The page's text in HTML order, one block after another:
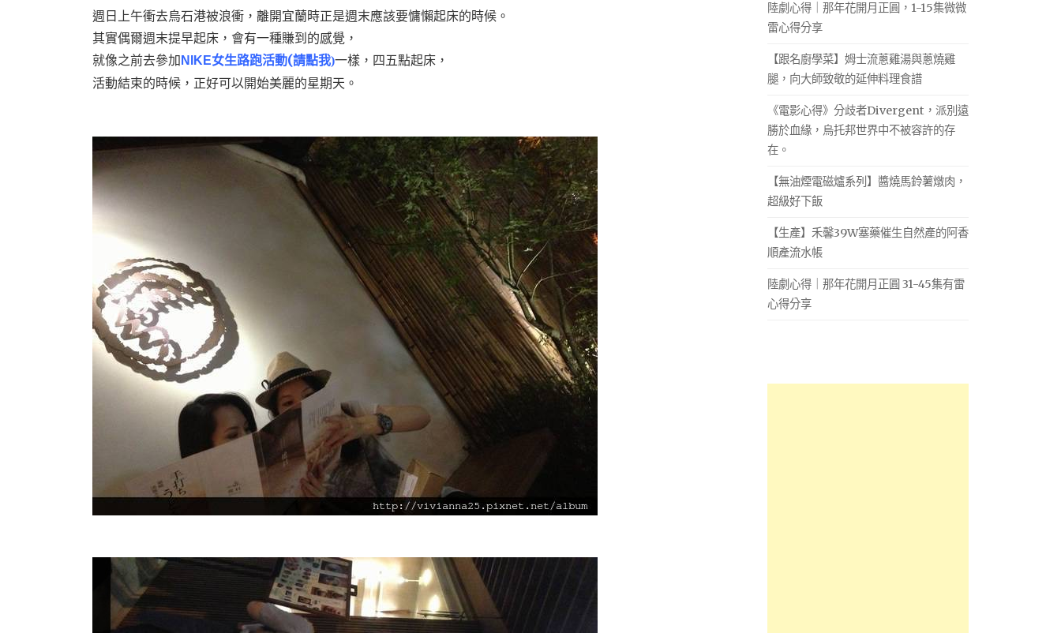
週日上午衝去烏石港被浪衝，離開宜蘭時正是週末應該要慵懶起床的時候。
其實偶爾週末提早起床，會有一種賺到的感覺，
就像之前去參加 NIKE女生路跑活動(請點我)一樣，四五點起床，
活動結束的時候，正好可以開始美麗的星期天。
陸劇心得｜那年花開月正圓，1-15集微微
雷心得分享
【跟名廚學菜】姆士流蔥雞湯與蔥燒雞
腿，向大師致敬的延伸料理食譜
《電影心得》分歧者Divergent，派別遠
勝於血緣，烏托邦世界中不被容許的存
在。
【無油煙電磁爐系列】醬燒馬鈴薯燉肉，
超級好下飯
【生產】禾馨39W塞藥催生自然產的阿香
順產流水帳
陸劇心得｜那年花開月正圓 31-45集有雷
心得分享